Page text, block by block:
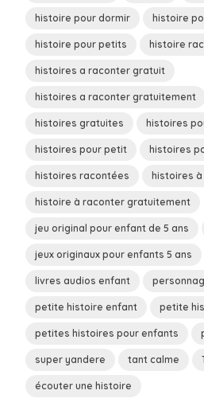
histoire pour dormir histoire
histoire pour petits histoire
histoires a raconter gratuit
histoires a raconter gratuitement
histoires gratuites histoires
histoires pour petit histoires
histoires racontées histoires
histoire à raconter gratuitement
jeu original pour enfant de 5 ans
jeux originaux pour enfants 5 ans
livres audios enfant
petite histoire enfant petite
petites histoires pour enfants
super yandere tant calme
écouter une histoire